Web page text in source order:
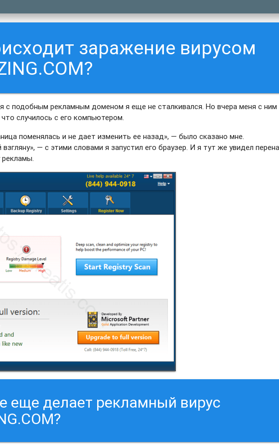
заражение вирусом
с подобным рекламным доменом я еще не сталкивался. Но вчера меня с
что случилось с его компьютером.
поменялась и не дает изменить ее назад», — было сказано мне.
— с этими словами я запустил его браузер. И я тут же увидел
рекламы.
еще делает рекламный вирус